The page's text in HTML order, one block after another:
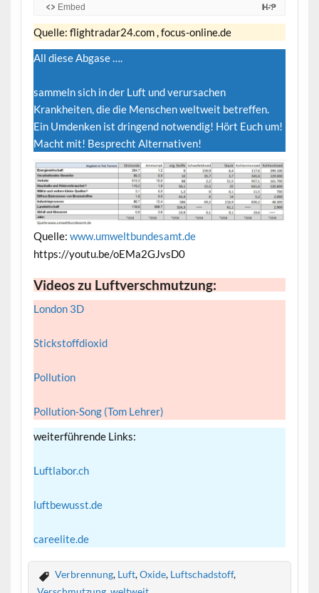
Embed
Quelle: flightradar24.com , focus-online.de
All diese Abgase ….
sammeln sich in der Luft und verursachen
Krankheiten, die die Menschen weltweit betreffen.
Ein Umdenken ist dringend notwendig! Hört Euch um!
Macht mit! Besprecht Alternativen!
Quelle: www.umweltbundesamt.de
https://youtu.be/oEMa2GJvsD0
Videos zu Luftverschmutzung:
London 3D
Stickstoffdioxid
Pollution
Pollution-Song (Tom Lehrer)
weiterführende Links:
Luftlabor.ch
luftbewusst.de
careelite.de
Verbrennung, Luft,Oxide, Luftschadstoff,